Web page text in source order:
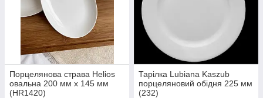
Порцелянова страва Helios
овальна 200 мм х 145 мм
(HR1420)
Тарілка Lubiana Kaszub
порцеляновий обідня 225 мм
(232)